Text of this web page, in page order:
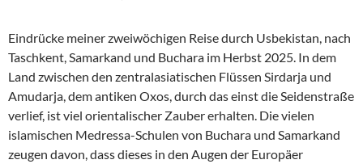
Eindrücke meiner zweiwöchigen Reise durch Usbekistan, nach
Taschkent, Samarkand und Buchara im Herbst 2025. In dem
Land zwischen den zentralasiatischen Flüssen Sirdarja und
Amudarja, dem antiken Oxos, durch das einst die Seidenstraße
verlief, ist viel orientalischer Zauber erhalten. Die vielen
islamischen Medressa-Schulen von Buchara und Samarkand
zeugen davon, dass dieses in den Augen der Europäer